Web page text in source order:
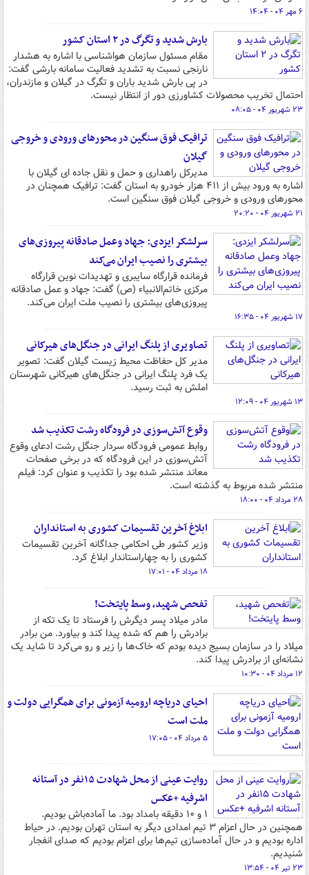
۶ مهر ۰۴ - ۱۴:۰۴
بارش شدید و تگرگ در ۲ استان کشور
مقام مسئول سازمان هواشناسی با اشاره به هشدار
نارنجی نسبت به تشدید فعالیت سامانه بارشی گفت:
در پی بارش شدید باران و تگرگ در گیلان و مازندران،
احتمال تخریب محصولات کشاورزی دور از انتظار نیست.
۲۳ شهریور ۰۴ - ۰۸:۰۵
ترافیک فوق سنگین در محورهای ورودی و خروجی
گیلان
مدیرکل راهداری و حمل و نقل جاده ای گیلان با
اشاره به ورود بیش از ۴۱۱ هزار خودرو به استان گفت: ترافیک همچنان در
محورهای ورودی و خروجی گیلان فوق سنگین است.
۲۱ شهریور ۰۴ - ۲۰:۲۰
سرلشکر ایزدی: جهاد وعمل صادقانه پیروزی‌های
بیشتری را نصیب ایران می‌کند
فرمانده قرارگاه سایبری و تهدیدات نوین قرارگاه
مرکزی خاتم‌الانبیاء (ص) گفت: جهاد و عمل صادقانه
پیروزی‌های بیشتری را نصیب ملت ایران می‌کند.
۱۷ شهریور ۰۴ - ۱۶:۳۵
تصاویری از پلنگ ایرانی در جنگل‌های هیرکانی
مدیر کل حفاظت محیط زیست گیلان گفت: تصویر
یک فرد پلنگ ایرانی در جنگل‌های هیرکانی شهرستان
املش به ثبت رسید.
۱۳ شهریور ۰۴ - ۱۲:۰۹
وقوع آتش‌سوزی در فرودگاه رشت تکذیب شد
روابط عمومی فرودگاه سردار جنگل رشت ادعای وقوع
آتش‌سوزی در این فرودگاه که در برخی صفحات
معاند منتشر شده بود را تکذیب و عنوان کرد: فیلم
منتشر شده مربوط به گذشته است.
۲۸ مرداد ۰۴ - ۱۸:۰۰
ابلاغ آخرین تقسیمات کشوری به استانداران
وزیر کشور طی احکامی جداگانه آخرین تقسیمات
کشوری را به چهاراستاندار ابلاغ کرد.
۱۸ مرداد ۰۴ - ۱۷:۰۱
تفحص شهید، وسط پایتخت!
مادر میلاد پسر دیگرش را فرستاد تا یک تکه از
برادرش را هم که شده پیدا کند و بیاورد. من برادر
میلاد را در سازمان بسیج دیده بودم که خاک‌ها را زیر و رو می‌کرد تا شاید یک
نشانه‌ای از برادرش پیدا کند.
۱۲ مرداد ۰۴ - ۱۰:۳۰
احیای دریاچه ارومیه آزمونی برای همگرایی دولت و
ملت است
۵ مرداد ۰۴ - ۱۷:۰۵
روایت عینی از محل شهادت ۱۵نفر در آستانه
اشرفیه +عکس
۱ و ۱۰ دقیقه بامداد بود. ما آماده‌باش بودیم.
همچنین در حال اعزام ۳ تیم امدادی دیگر به استان تهران بودیم. در حیاط
اداره بودیم و در حال آماده‌سازی تیم‌ها برای اعزام بودیم که صدای انفجار
شنیدیم.
۲۳ تیر ۰۴ - ۱۳:۵۴